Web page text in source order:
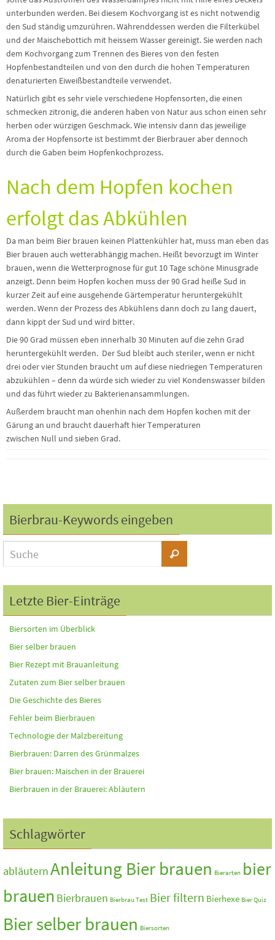
unterbunden werden. Bei diesem Kochvorgang ist es nicht notwendig
den Sud ständig umzurühren. Währenddessen werden die Filterkübel
und der Maischebottich mit heissem Wasser gereinigt. Sie werden nach
dem Kochvorgang zum Trennen des Bieres von den festen
Hopfenbestandteilen und von den durch die hohen Temperaturen
denaturierten Eiweißbestandteile verwendet.
Natürlich gibt es sehr viele verschiedene Hopfensorten, die einen
schmecken zitronig, die anderen haben von Natur aus schon einen sehr
herben oder würzigen Geschmack. Wie intensiv dann das jeweilige
Aroma der Hopfensorte ist bestimmt der Bierbrauer aber dennoch
durch die Gaben beim Hopfenkochprozess.
Nach dem Hopfen kochen
erfolgt das Abkühlen
Da man beim Bier brauen keinen Plattenkühler hat, muss man eben das
Bier brauen auch wetterabhängig machen. Heißt bevorzugt im Winter
brauen, wenn die Wetterprognose für gut 10 Tage schöne Minusgrade
anzeigt. Denn beim Hopfen kochen muss der 90 Grad heiße Sud in
kurzer Zeit auf eine ausgehende Gärtemperatur heruntergekühlt
werden. Wenn der Prozess des Abkühlens dann doch zu lang dauert,
dann kippt der Sud und wird bitter.
Die 90 Grad müssen eben innerhalb 30 Minuten auf die zehn Grad
heruntergekühlt werden. Der Sud bleibt auch steriler, wenn er nicht
drei oder vier Stunden braucht um auf diese niedriegen Temperaturen
abzukühlen – denn da würde sich wieder zu viel Kondenswasser bilden
und das führt wieder zu Bakterienansammlungen.
Außerdem braucht man ohenhin nach dem Hopfen kochen mit der
Gärung an und braucht dauerhaft hier Temperaturen
zwischen Null und sieben Grad.
Bierbrau-Keywords eingeben
Letzte Bier-Einträge
Biersorten im Überblick
Bier selber brauen
Bier Rezept mit Brauanleitung
Zutaten zum Bier selber brauen
Die Geschichte des Bieres
Fehler beim Bierbrauen
Technologie der Malzbereitung
Bierbrauen: Darren des Grünmalzes
Bier brauen: Maischen in der Brauerei
Bierbrauen in der Brauerei: Abläutern
Schlagwörter
abläuternAnleitung Bier brauen Bierarten bier
brauen Bierbrauen Bierbrau Test Bier filtern Bierhexe Bier Quiz
Bier selber brauen Biersorten